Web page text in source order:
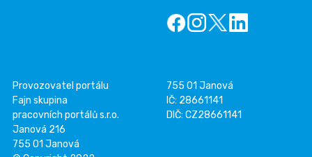
Provozovatel portálu
Fajn skupina
pracovních portálů s.r.o.
Janová 216
755 01 Janová
755 01 Janová
IČ: 28661141
DIČ: CZ28661141